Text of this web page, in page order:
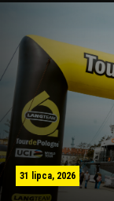
31 lipca, 2026